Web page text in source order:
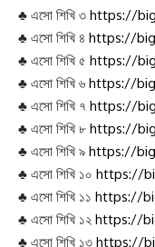
♣ এসো শিখি ২ https://
♣ এসো শিখি ৩https://
♣ এসো শিখি ৪ https://
♣ এসো শিখি ৫https://
♣ এসো শিখি ৬ https://
♣ এসো শিখি ৭ https://
♣ এসো শিখি ৮https://
♣ এসো শিখি ৯
https://
♣ এসো শিখি ১০https://
♣ এসো শিখি ১১ https://
♣ এসো শিখি ১২ https://